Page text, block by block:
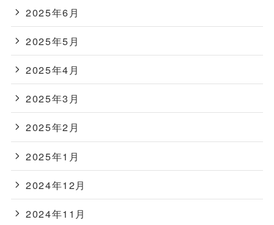
2025年6月
2025年5月
2025年4月
2025年3月
2025年2月
2025年1月
2024年12月
2024年11月